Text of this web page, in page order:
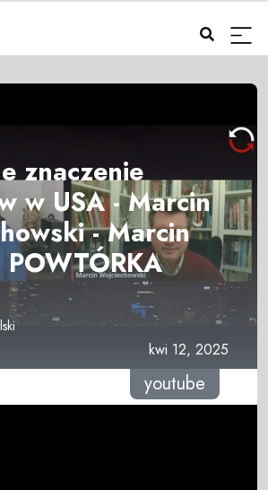
znaczenie
w USA - Marcin
- Marcin
kwi 12, 2025
youtube